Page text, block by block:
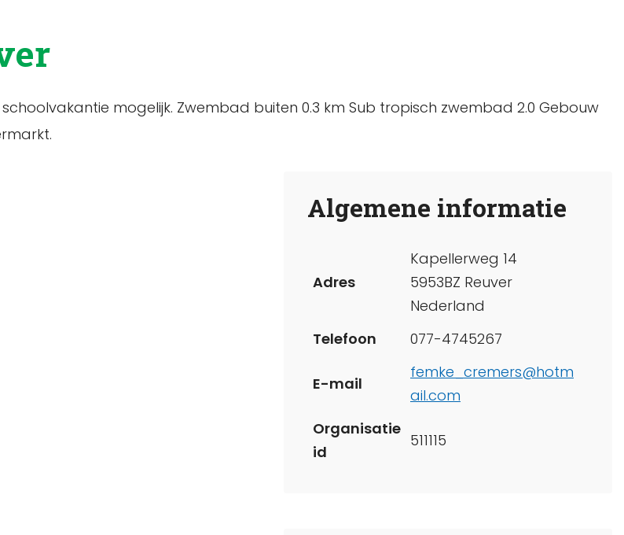
mogelijk. Zwembad buiten 0.3 km Sub tropisch zwembad 2.0 Gebouw
Algemene informatie
Adres
Kapellerweg 14
5953BZ Reuver
Nederland
Telefoon
077-4745267
E-mail
femke_cremers@hotm
ail.com
Organisatie
id
511115